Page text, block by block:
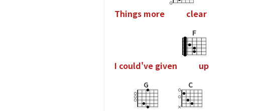
Things more clear
I could've given
F
up
G C